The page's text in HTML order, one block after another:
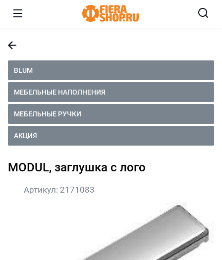
BLUM
МЕБЕЛЬНЫЕ НАПОЛНЕНИЯ
МЕБЕЛЬНЫЕ РУЧКИ
АКЦИЯ
MODUL, заглушка с лого
Артикул: 2171083